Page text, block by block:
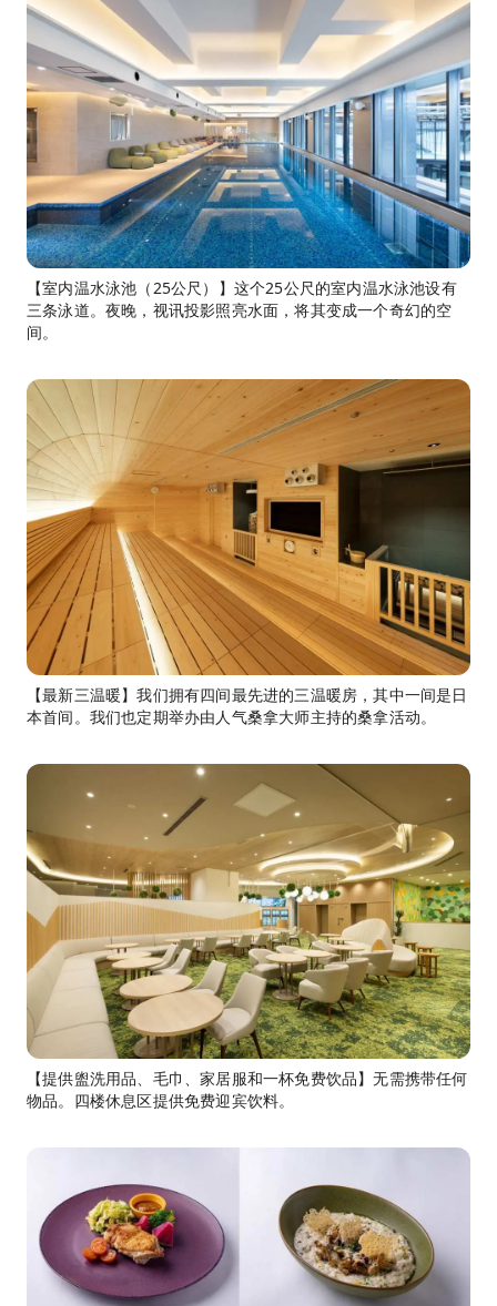
【室内温水泳池（25公尺）】这个25公尺的室内温水泳池设有
三条泳道。夜晚，视讯投影照亮水面，将其变成一个奇幻的空
间。
【最新三温暖】我们拥有四间最先进的三温暖房，其中一间是日
本首间。我们也定期举办由人气桑拿大师主持的桑拿活动。
【提供盥洗用品、毛巾、家居服和一杯免费饮品】无需携带任何
物品。四楼休息区提供免费迎宾饮料。